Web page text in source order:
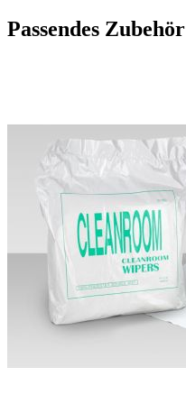
Passendes Zubehör